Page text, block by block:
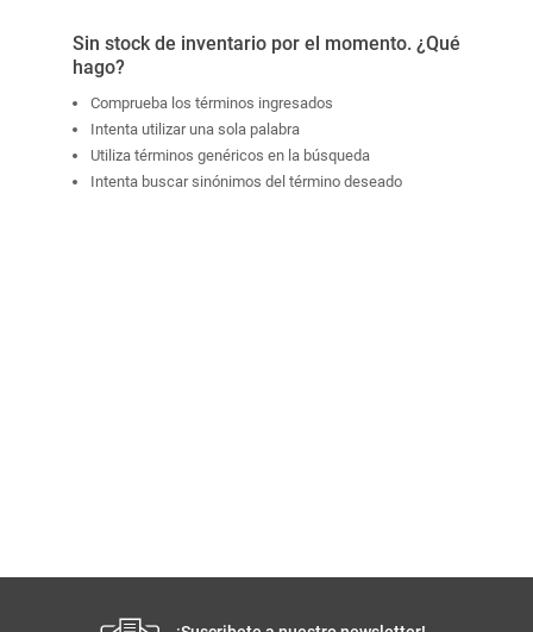
Sin stock de inventario por el momento. ¿Qué
hago?
Comprueba los términos ingresados
Intenta utilizar una sola palabra
Utiliza términos genéricos en la búsqueda
Intenta buscar sinónimos del término deseado